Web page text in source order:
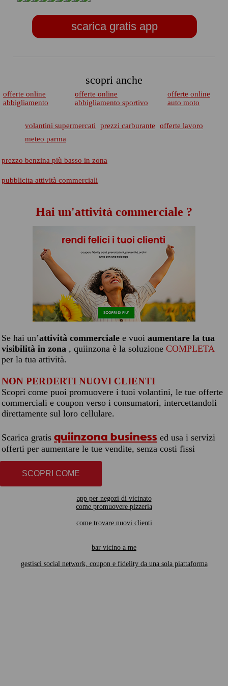
scarica gratis app
scopri anche
offerte online
abbigliamento
offerte online
abbigliamento sportivo
offerte online
auto moto
volantini supermercati prezzi carburante
offerte lavoro
meteo parma
prezzo benzina più basso in zona
pubblicita attività commerciali
Hai un'attività commerciale ?
Se hai un’attività commerciale e vuoi aumentare la tua
visibilità in zona , quiinzona è la soluzione COMPLETA
per la tua attività.
NON PERDERTI NUOVI CLIENTI
Scopri come puoi promuovere i tuoi volantini, le tue offerte
commerciali e coupon verso i consumatori, intercettandoli
direttamente sul loro cellulare.
Scarica gratis quiinzona business ed usa i servizi
offerti per aumentare le tue vendite, senza costi fissi
SCOPRI COME
app per negozi di vicinato
come promuovere pizzeria
come trovare nuovi clienti
bar vicino a me
gestisci social network, coupon e fidelity da una sola piattaforma